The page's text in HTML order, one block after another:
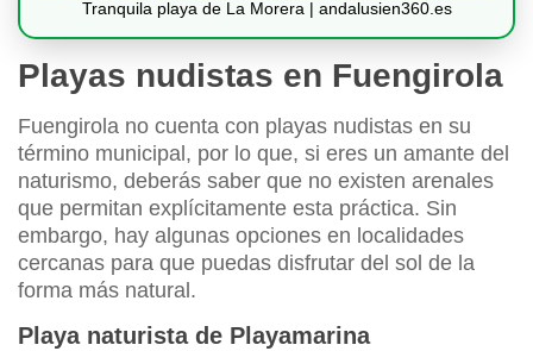
Tranquila playa de La Morera | andalusien360.es
Playas nudistas en Fuengirola
Fuengirola no cuenta con playas nudistas en su
término municipal, por lo que, si eres un amante del
naturismo, deberás saber que no existen arenales
que permitan explícitamente esta práctica. Sin
embargo, hay algunas opciones en localidades
cercanas para que puedas disfrutar del sol de la
forma más natural.
Playa naturista de Playamarina